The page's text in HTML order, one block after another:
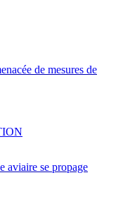
de mesures de
aviaire se propage